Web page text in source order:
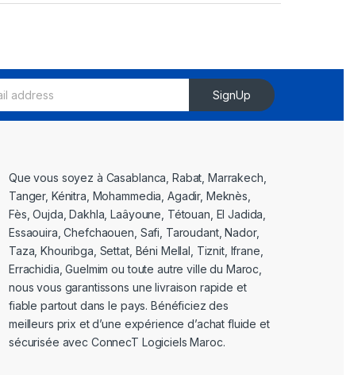
SignUp
Que vous soyez à Casablanca, Rabat, Marrakech,
Tanger, Kénitra, Mohammedia, Agadir, Meknès,
Fès, Oujda, Dakhla, Laâyoune, Tétouan, El Jadida,
Essaouira, Chefchaouen, Safi, Taroudant, Nador,
Taza, Khouribga, Settat, Béni Mellal, Tiznit, Ifrane,
Errachidia, Guelmim ou toute autre ville du Maroc,
nous vous garantissons une livraison rapide et
fiable partout dans le pays. Bénéficiez des
meilleurs prix et d’une expérience d’achat fluide et
sécurisée avec ConnecT Logiciels Maroc.